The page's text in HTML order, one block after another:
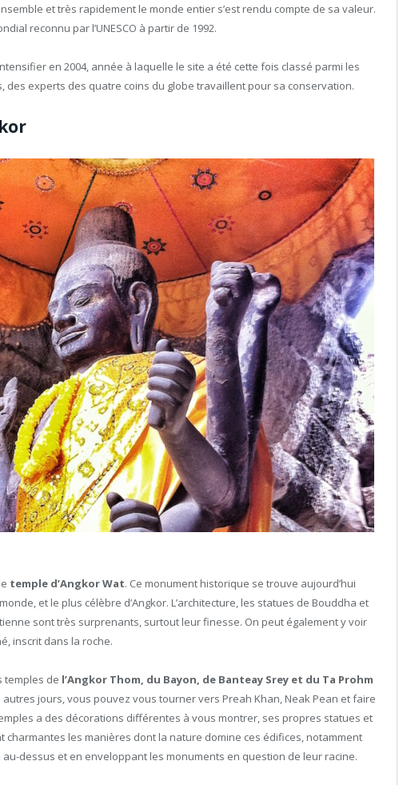
et très rapidement le monde entier s’est rendu compte de sa valeur.
reconnu par l’UNESCO à partir de 1992.
en 2004, année à laquelle le site a été cette fois classé parmi les
des experts des quatre coins du globe travaillent pour sa conservation.
temple d’Angkor Wat. Ce monument historique se trouve aujourd’hui
et le plus célèbre d’Angkor. L’architecture, les statues de Bouddha et
sont très surprenants, surtout leur finesse. On peut également y voir
inscrit dans la roche.
temples de l’Angkor Thom, du Bayon, de Banteay Srey et du Ta Prohm
jours, vous pouvez vous tourner vers Preah Khan, Neak Pean et faire
a des décorations différentes à vous montrer, ses propres statues et
charmantes les manières dont la nature domine ces édifices, notamment
dessus et en enveloppant les monuments en question de leur racine.